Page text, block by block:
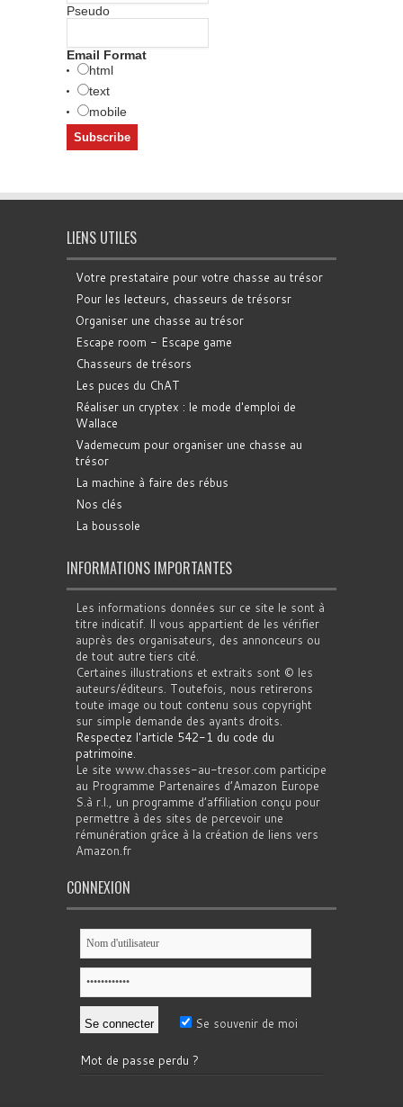
Pseudo
Email Format
html
text
mobile
LIENS UTILES
Votre prestataire pour votre chasse au trésor
Pour les lecteurs, chasseurs de trésorsr
Organiser une chasse au trésor
Escape room - Escape game
Chasseurs de trésors
Les puces du ChAT
Réaliser un cryptex : le mode d'emploi de
Wallace
Vademecum pour organiser une chasse au
trésor
La machine à faire des rébus
Nos clés
La boussole
INFORMATIONS IMPORTANTES
Les informations données sur ce site le sont à
titre indicatif. Il vous appartient de les vérifier
auprès des organisateurs, des annonceurs ou
de tout autre tiers cité.
Certaines illustrations et extraits sont © les
auteurs/éditeurs. Toutefois, nous retirerons
toute image ou tout contenu sous copyright
sur simple demande des ayants droits.
Respectez l'article 542-1 du code du
patrimoine
Le site www.chasses-au-tresor.com participe
au Programme Partenaires d’Amazon Europe
S.à r.l., un programme d’affiliation conçu pour
permettre à des sites de percevoir une
rémunération grâce à la création de liens vers
Amazon.fr
CONNEXION
Se souvenir de moi
Mot de passe perdu ?